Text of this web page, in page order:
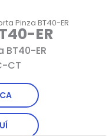
Pinza BT40-ER
ER
BT40-ER
CT